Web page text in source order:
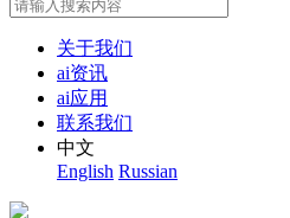
关于我们
ai资讯
ai应用
联系我们
中文
English Russian